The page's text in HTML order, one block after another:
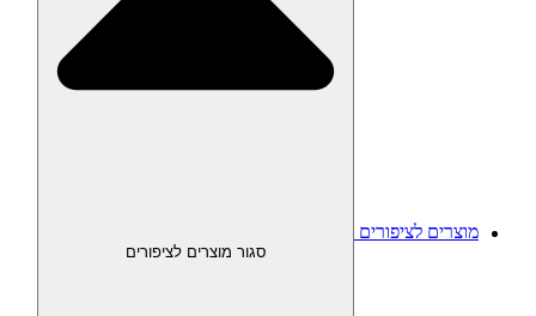
מוצרים לציפורים
סגור מוצרים לציפורים